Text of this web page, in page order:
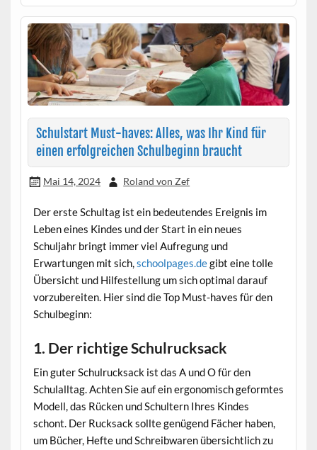
Schulstart Must-haves: Alles, was Ihr Kind für
einen erfolgreichen Schulbeginn braucht
Mai 14, 2024 Roland von Zef
Der erste Schultag ist ein bedeutendes Ereignis im
Leben eines Kindes und der Start in ein neues
Schuljahr bringt immer viel Aufregung und
Erwartungen mit sich,schoolpages.degibt eine tolle
Übersicht und Hilfestellung um sich optimal darauf
vorzubereiten. Hier sind die Top Must-haves für den
Schulbeginn:
1. Der richtige Schulrucksack
Ein guter Schulrucksack ist das A und O für den
Schulalltag. Achten Sie auf ein ergonomisch geformtes
Modell, das Rücken und Schultern Ihres Kindes
schont. Der Rucksack sollte genügend Fächer haben,
um Bücher, Hefte und Schreibwaren übersichtlich zu